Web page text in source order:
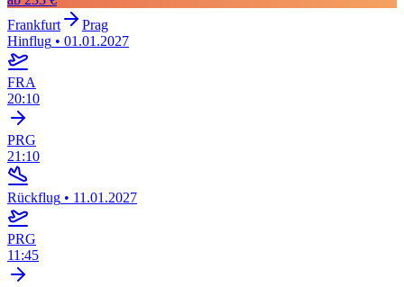
Frankfurt
Prag
Hinflug • 01.01.2027
FRA
20:10
PRG
21:10
Rückflug • 11.01.2027
PRG
11:45